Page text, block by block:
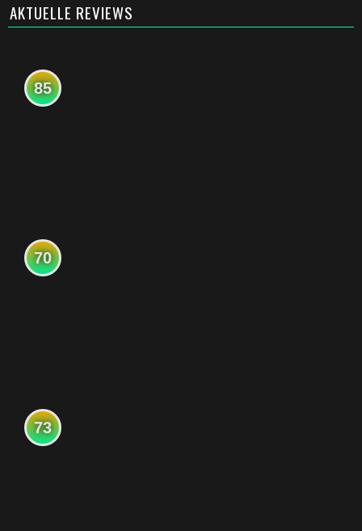
AKTUELLE REVIEWS
85
70
73